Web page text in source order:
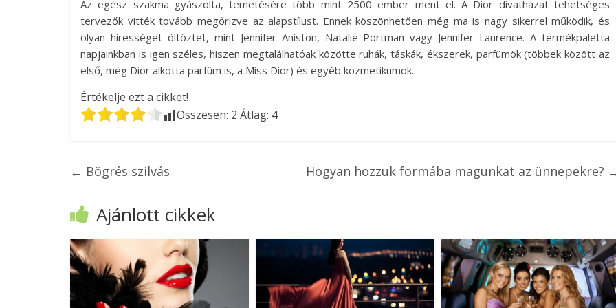
Az egész szakma gyászolta, temetésére több mint 2500 ember ment el. A Dior divatházat tehetséges
tervezők vitték tovább megőrizve az alapstílust. Ennek köszönhetően még ma is nagy sikerrel működik, és
olyan hírességet öltöztet, mint Jennifer Aniston, Natalie Portman vagy Jennifer Laurence. A termékpaletta
napjainkban is igen széles, hiszen megtalálhatóak közötte ruhák, táskák, ékszerek, parfümök (többek között az
első, még Dior alkotta parfüm is, a Miss Dior) és egyéb kozmetikumok.
Értékelje ezt a cikket!
Összesen: 2 Átlag: 4
← Bögrés szilvás Hogyan hozzuk formába magunkat az ünnepekre?
Ajánlott cikkek